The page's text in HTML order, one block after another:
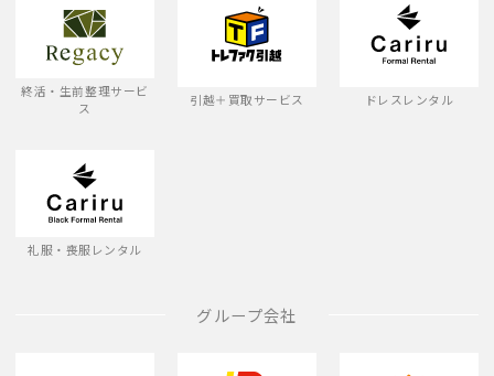
終活・生前整理サービ
ス
引越＋買取サービス ドレスレンタル
礼服・喪服レンタル
グループ会社